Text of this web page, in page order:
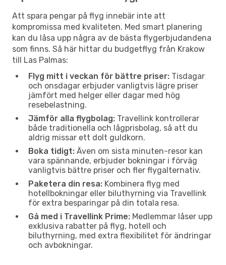
Att spara pengar på flyg innebär inte att
kompromissa med kvaliteten. Med smart planering
kan du låsa upp några av de bästa flygerbjudandena
som finns. Så här hittar du budgetflyg från Krakow
till Las Palmas:
Flyg mitt i veckan för bättre priser: Tisdagar
och onsdagar erbjuder vanligtvis lägre priser
jämfört med helger eller dagar med hög
resebelastning.
Jämför alla flygbolag: Travellink kontrollerar
både traditionella och lågprisbolag, så att du
aldrig missar ett dolt guldkorn.
Boka tidigt: Även om sista minuten-resor kan
vara spännande, erbjuder bokningar i förväg
vanligtvis bättre priser och fler flygalternativ.
Paketera din resa: Kombinera flyg med
hotellbokningar eller biluthyrning via Travellink
för extra besparingar på din totala resa.
Gå med i Travellink Prime: Medlemmar låser upp
exklusiva rabatter på flyg, hotell och
biluthyrning, med extra flexibilitet för ändringar
och avbokningar.